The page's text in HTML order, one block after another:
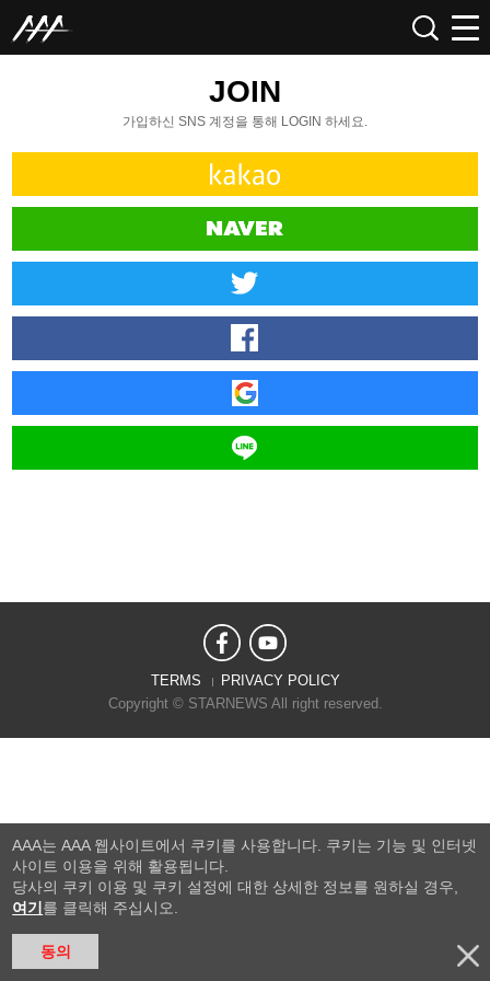
JOIN
가입하신 SNS 계정을 통해 LOGIN 하세요.
TERMS
PRIVACY POLICY
Copyright © STARNEWS All right reserved.
AAA는 AAA 웹사이트에서 쿠키를 사용합니다. 쿠키는 기능 및 인터넷
사이트 이용을 위해 활용됩니다.
당사의 쿠키 이용 및 쿠키 설정에 대한 상세한 정보를 원하실 경우,
여기 를 클릭해 주십시오.
동의